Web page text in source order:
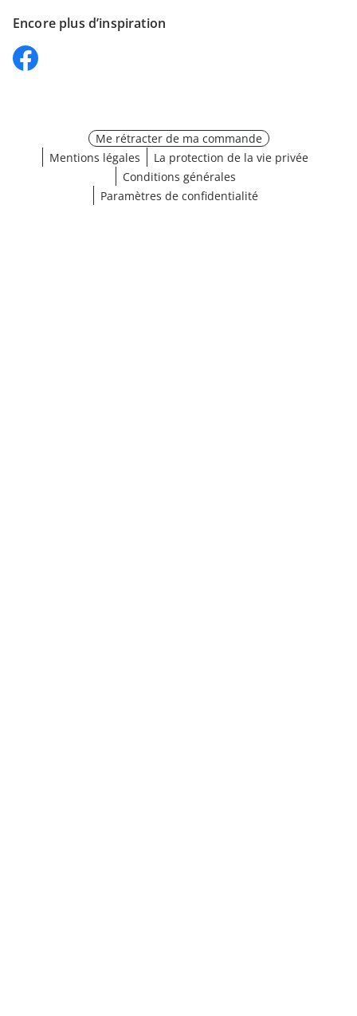
Encore plus d’inspiration
Me rétracter de ma commande
Mentions légales
La protection de la vie privée
Conditions générales
Paramètres de confidentialité